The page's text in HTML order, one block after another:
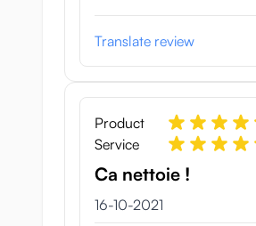
Translate review
Product
Service
Ca nettoie !
16 oktober 2021
16-10-2021